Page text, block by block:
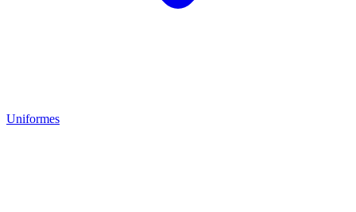
Uniformes